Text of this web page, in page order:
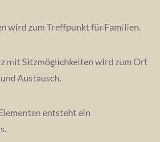
wird zum Treffpunkt für Familien.
mit Sitzmöglichkeiten wird zum Ort
Austausch.
entsteht ein